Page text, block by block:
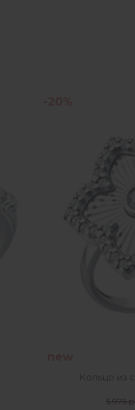
Кольцо из
5 975